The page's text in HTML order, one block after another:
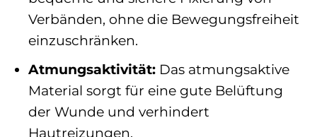
Verbänden, ohne die Bewegungsfreiheit
einzuschränken.
Atmungsaktivität:Das atmungsaktive
Material sorgt für eine gute Belüftung
der Wunde und verhindert
Hautreizungen.